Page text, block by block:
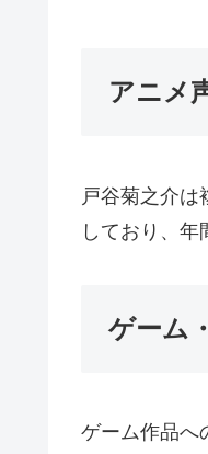
アニメ
戸谷菊之介
しており、年
ゲーム
ゲーム作品へ